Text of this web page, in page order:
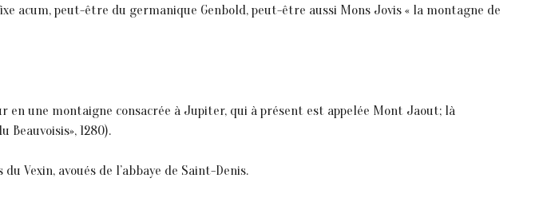
acum, peut-être du germanique Genbold, peut-être aussi Mons Jovis « la montagne de
une montaigne consacrée à Jupiter, qui à présent est appelée Mont Jaout; là
1280).
Vexin, avoués de l’abbaye de Saint-Denis.